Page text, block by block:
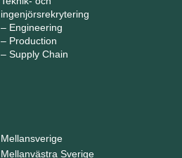
ingenjörsrekrytering
– Engineering
– Production
– Supply Chain
Mellansverige
Mellanvästra Sverige